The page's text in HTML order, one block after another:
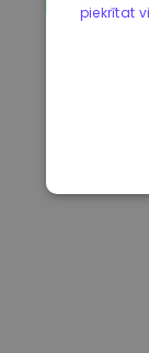
piekrītat